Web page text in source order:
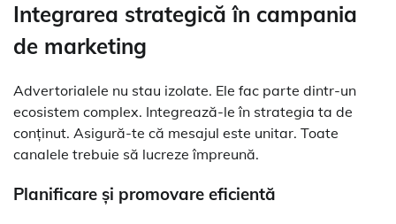
Integrarea strategică în campania
de marketing
Advertorialele nu stau izolate. Ele fac parte dintr-un
ecosistem complex. Integrează-le în strategia ta de
conținut. Asigură-te că mesajul este unitar. Toate
canalele trebuie să lucreze împreună.
Planificare și promovare eficientă